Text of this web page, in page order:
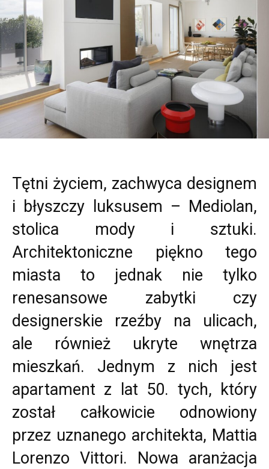
Tętni życiem, zachwyca designem
i błyszczy luksusem – Mediolan,
stolica mody i sztuki.
Architektoniczne piękno tego
miasta to jednak nie tylko
renesansowe zabytki czy
designerskie rzeźby na ulicach,
ale również ukryte wnętrza
mieszkań. Jednym z nich jest
apartament z lat 50. tych, który
został całkowicie odnowiony
przez uznanego architekta, Mattia
Lorenzo Vittori. Nowa aranżacja